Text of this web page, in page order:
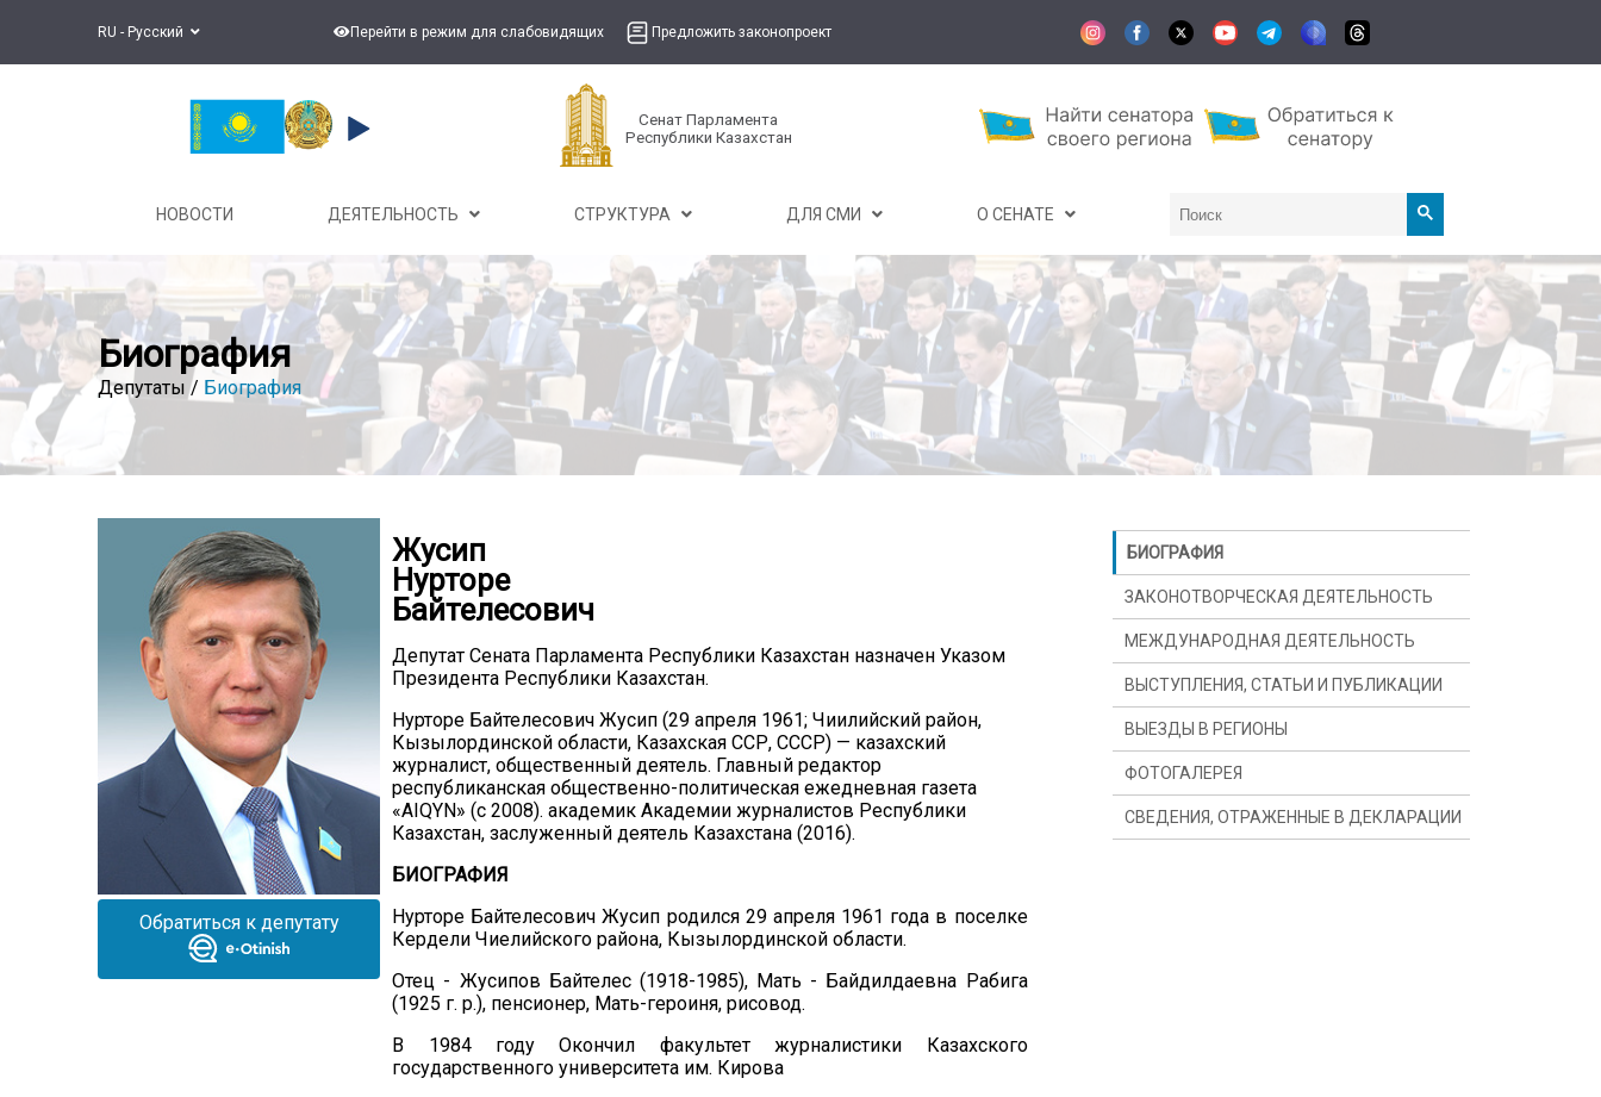
RU - Русский Перейти в режим для слабовидящих Предложить законопроект
Сенат Парламента
Республики Казахстан
НОВОСТИ ДЕЯТЕЛЬНОСТЬ СТРУКТУРА ДЛЯ СМИ О СЕНАТЕ
Биография
Депутаты / Биография
Обратиться к депутату
Жусип
Нурторе
Байтелесович
Депутат Сената Парламента Республики Казахстан назначен Указом
Президента Республики Казахстан.
Нурторе Байтелесович Жусип (29 апреля 1961; Чиилийский район,
Кызылординской области, Казахская ССР, СССР) — казахский
журналист, общественный деятель. Главный редактор
республиканская общественно-политическая ежедневная газета
«AIQYN» (с 2008). академик Академии журналистов Республики
Казахстан, заслуженный деятель Казахстана (2016).
БИОГРАФИЯ
Нурторе Байтелесович Жусип родился 29 апреля 1961 года в поселке
Кердели Чиелийского района, Кызылординской области.
Отец - Жусипов Байтелес (1918-1985), Мать - Байдилдаевна Рабига
(1925 г. р.), пенсионер, Мать-героиня, рисовод.
В 1984 году Окончил факультет журналистики Казахского
государственного университета им. Кирова
БИОГРАФИЯ
ЗАКОНОТВОРЧЕСКАЯ ДЕЯТЕЛЬНОСТЬ
МЕЖДУНАРОДНАЯ ДЕЯТЕЛЬНОСТЬ
ВЫСТУПЛЕНИЯ, СТАТЬИ И ПУБЛИКАЦИИ
ВЫЕЗДЫ В РЕГИОНЫ
ФОТОГАЛЕРЕЯ
СВЕДЕНИЯ, ОТРАЖЕННЫЕ В ДЕКЛАРАЦИИ